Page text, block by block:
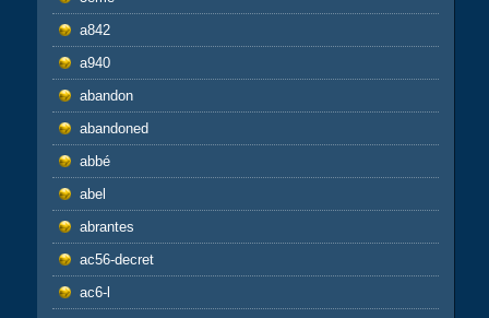
a842
a940
abandon
abandoned
abbé
abel
abrantes
ac56-decret
ac6-l